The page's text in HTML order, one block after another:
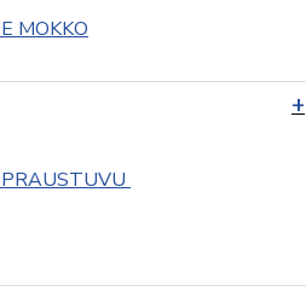
MOKKO